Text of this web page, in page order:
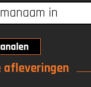
afleveringen